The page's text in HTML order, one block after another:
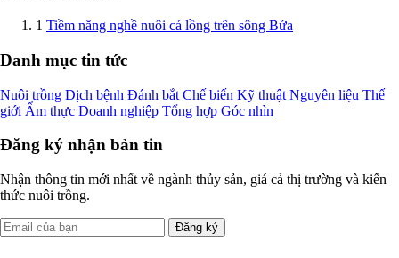
1 Tiềm năng nghề nuôi cá lồng trên sông Bứa
Danh mục tin tức
Nuôi trồng Dịch bệnh Đánh bắt Chế biến Kỹ thuật Nguyên liệu Thế
giới Ẩm thực Doanh nghiệp Tổng hợp Góc nhìn
Đăng ký nhận bản tin
Nhận thông tin mới nhất về ngành thủy sản, giá cả thị trường và kiến
thức nuôi trồng.
Đăng ký